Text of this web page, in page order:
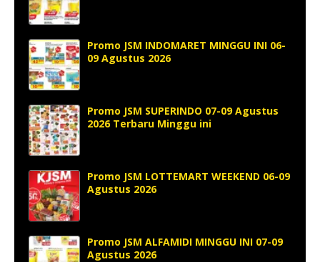
Promo JSM INDOMARET MINGGU INI 06-
09 Agustus 2026
Promo JSM SUPERINDO 07-09 Agustus
2026 Terbaru Minggu ini
Promo JSM LOTTEMART WEEKEND 06-09
Agustus 2026
Promo JSM ALFAMIDI MINGGU INI 07-09
Agustus 2026